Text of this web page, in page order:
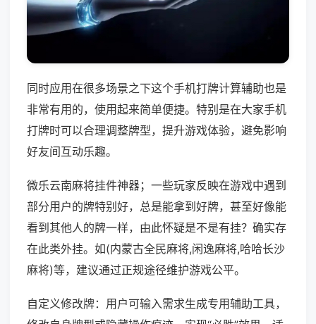
同时应用在很多场景之下这个手机打牌计算辅助也是
非常有用的，使用起来简单便捷。特别是在大家手机
打牌时可以合理调整牌型，提升游戏体验，避免影响
好友间互动乐趣。
微乐云南麻将挂件神器；一些玩家反映在游戏中遇到
部分用户的牌特别好，总是能拿到好牌，甚至好像能
看到其他人的牌一样，由此怀疑是不是有挂？确实存
在此类外挂。如(内蒙古全民麻将,闲逸麻将,哈哈长沙
麻将)等，建议通过正规途径维护游戏公平。
自定义修改牌：用户可输入需求生成专用辅助工具，